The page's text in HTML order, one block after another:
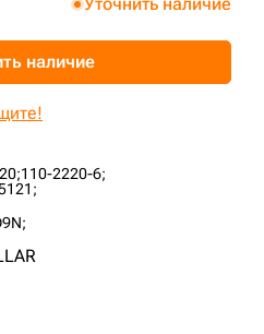
110-2220-6;
наличие